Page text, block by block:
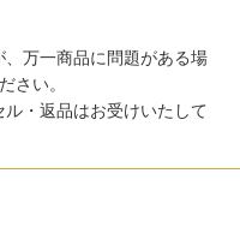
万一商品に問題がある場
さい。
・返品はお受けいたして